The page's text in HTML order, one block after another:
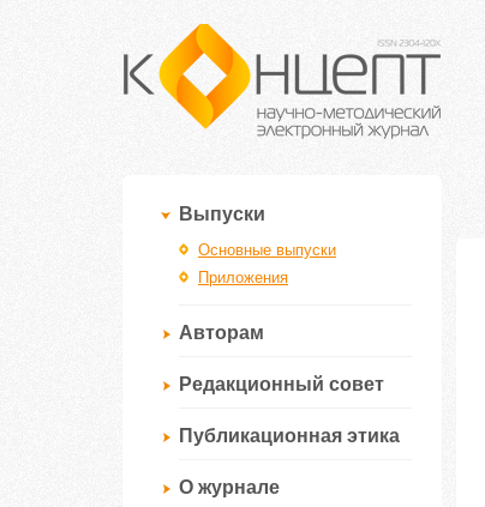
Выпуски
Основные выпуски
Приложения
Авторам
Редакционный совет
Публикационная этика
О журнале